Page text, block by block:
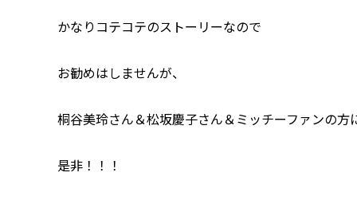
かなりコテコテのストーリーなので
お勧めはしませんが、
桐谷美玲さん＆松坂慶子さん＆ミッチーファンの方
是非！！！